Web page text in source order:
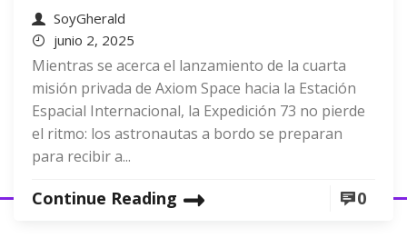
SoyGherald
junio 2, 2025
Mientras se acerca el lanzamiento de la cuarta
misión privada de Axiom Space hacia la Estación
Espacial Internacional, la Expedición 73 no pierde
el ritmo: los astronautas a bordo se preparan
para recibir a...
Continue Reading 0